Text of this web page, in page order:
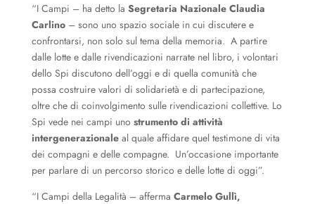
“I Campi – ha detto la Segretaria Nazionale Claudia
Carlino– sono uno spazio sociale in cui discutere e
confrontarsi, non solo sul tema della memoria. A partire
dalle lotte e dalle rivendicazioni narrate nel libro, i volontari
dello Spi discutono dell’oggi e di quella comunità che
possa costruire valori di solidarietà e di partecipazione,
oltre che di coinvolgimento sulle rivendicazioni collettive. Lo
Spi vede nei campi uno strumento di attività
intergenerazionaleal quale affidare quel testimone di vita
dei compagni e delle compagne. Un’occasione importante
per parlare di un percorso storico e delle lotte di oggi”.
“I Campi della Legalità – afferma Carmelo Gullì,